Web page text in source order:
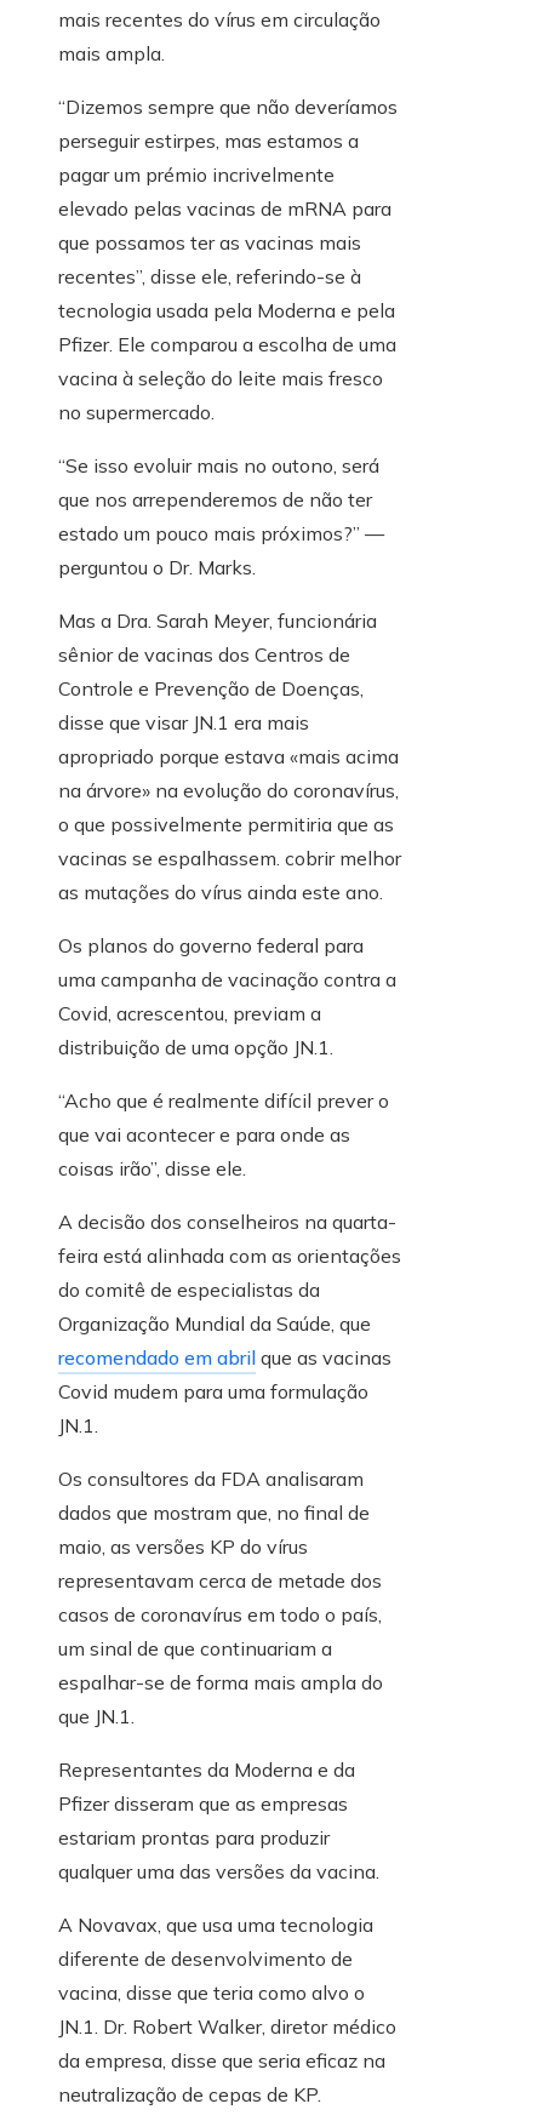
mais recentes do vírus em circulação
mais ampla.
“Dizemos sempre que não deveríamos
perseguir estirpes, mas estamos a
pagar um prémio incrivelmente
elevado pelas vacinas de mRNA para
que possamos ter as vacinas mais
recentes”, disse ele, referindo-se à
tecnologia usada pela Moderna e pela
Pfizer. Ele comparou a escolha de uma
vacina à seleção do leite mais fresco
no supermercado.
“Se isso evoluir mais no outono, será
que nos arrependeremos de não ter
estado um pouco mais próximos?” —
perguntou o Dr. Marks.
Mas a Dra. Sarah Meyer, funcionária
sênior de vacinas dos Centros de
Controle e Prevenção de Doenças,
disse que visar JN.1 era mais
apropriado porque estava «mais acima
na árvore» na evolução do coronavírus,
o que possivelmente permitiria que as
vacinas se espalhassem. cobrir melhor
as mutações do vírus ainda este ano.
Os planos do governo federal para
uma campanha de vacinação contra a
Covid, acrescentou, previam a
distribuição de uma opção JN.1.
“Acho que é realmente difícil prever o
que vai acontecer e para onde as
coisas irão”, disse ele.
A decisão dos conselheiros na quarta-
feira está alinhada com as orientações
do comitê de especialistas da
Organização Mundial da Saúde, que
recomendado em abril que as vacinas
Covid mudem para uma formulação
JN.1.
Os consultores da FDA analisaram
dados que mostram que, no final de
maio, as versões KP do vírus
representavam cerca de metade dos
casos de coronavírus em todo o país,
um sinal de que continuariam a
espalhar-se de forma mais ampla do
que JN.1.
Representantes da Moderna e da
Pfizer disseram que as empresas
estariam prontas para produzir
qualquer uma das versões da vacina.
A Novavax, que usa uma tecnologia
diferente de desenvolvimento de
vacina, disse que teria como alvo o
JN.1. Dr. Robert Walker, diretor médico
da empresa, disse que seria eficaz na
neutralização de cepas de KP.